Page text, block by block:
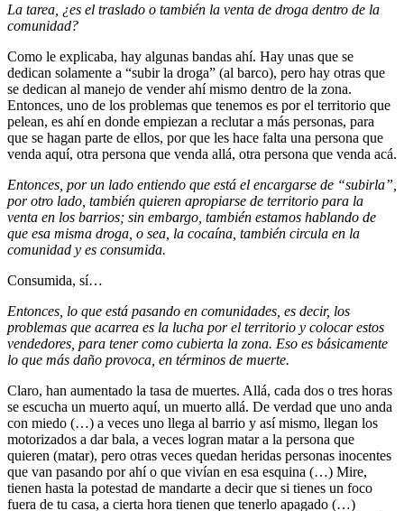
La tarea, ¿es el traslado o también la venta de droga dentro de la
comunidad?
Como le explicaba, hay algunas bandas ahí. Hay unas que se
dedican solamente a “subir la droga” (al barco), pero hay otras que
se dedican al manejo de vender ahí mismo dentro de la zona.
Entonces, uno de los problemas que tenemos es por el territorio que
pelean, es ahí en donde empiezan a reclutar a más personas, para
que se hagan parte de ellos, por que les hace falta una persona que
venda aquí, otra persona que venda allá, otra persona que venda acá.
Entonces, por un lado entiendo que está el encargarse de “subirla”,
por otro lado, también quieren apropiarse de territorio para la
venta en los barrios; sin embargo, también estamos hablando de
que esa misma droga, o sea, la cocaína, también circula en la
comunidad y es consumida.
Consumida, sí…
Entonces, lo que está pasando en comunidades, es decir, los
problemas que acarrea es la lucha por el territorio y colocar estos
vendedores, para tener como cubierta la zona. Eso es básicamente
lo que más daño provoca, en términos de muerte.
Claro, han aumentado la tasa de muertes. Allá, cada dos o tres horas
se escucha un muerto aquí, un muerto allá. De verdad que uno anda
con miedo (…) a veces uno llega al barrio y así mismo, llegan los
motorizados a dar bala, a veces logran matar a la persona que
quieren (matar), pero otras veces quedan heridas personas inocentes
que van pasando por ahí o que vivían en esa esquina (…) Mire,
tienen hasta la potestad de mandarte a decir que si tienes un foco
fuera de tu casa, a cierta hora tienen que tenerlo apagado (…)